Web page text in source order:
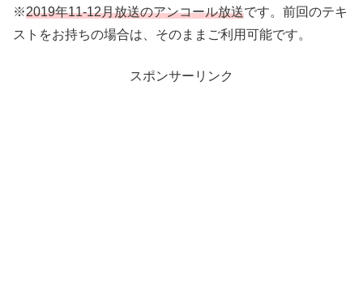
※2019年11-12月放送のアンコール放送です。前回のテキ
ストをお持ちの場合は、そのままご利用可能です。
スポンサーリンク